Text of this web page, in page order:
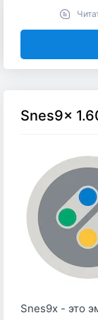
Snes9x
Snes9x - это